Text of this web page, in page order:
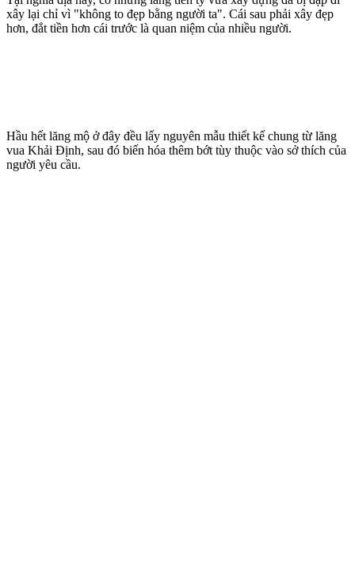
xây lại chỉ vì "không to đẹp bằng người ta". Cái sau phải xây đẹp
hơn, đắt tiền hơn cái trước là quan niệm của nhiều người.
Hầu hết lăng mộ ở đây đều lấy nguyên mẫu thiết kế chung từ lăng
vua Khải Định, sau đó biến hóa thêm bớt tùy thuộc vào sở thích của
người yêu cầu.